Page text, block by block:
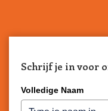
Schrijf je in voor
Volledige Naam